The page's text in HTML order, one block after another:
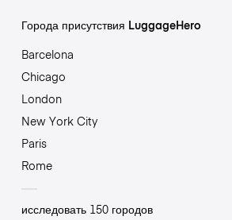
Города присутствия LuggageHero
Barcelona
Chicago
London
New York City
Paris
Rome
исследовать 150 городов